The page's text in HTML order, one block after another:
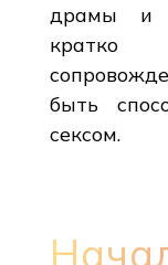
драмы и
кратко
быть
сексом.